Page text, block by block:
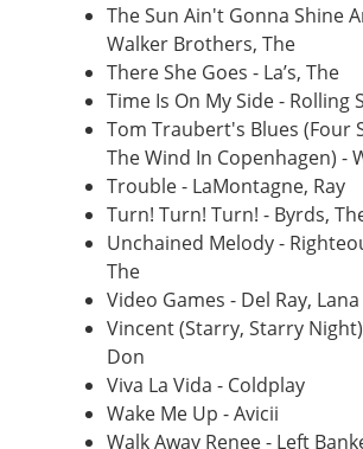
The Sun Ain't Gonna Shine
Walker Brothers, The
There She Goes - La’s, The
Time Is On My Side - Rolling
Tom Traubert's Blues (Four
The Wind In Copenhagen) -
Trouble - LaMontagne, Ray
Turn! Turn! Turn! - Byrds,
Unchained Melody -
The
Video Games - Del Ray, Lana
Vincent (Starry, Starry
Don
Viva La Vida - Coldplay
Wake Me Up - Avicii
Walk Away Renee - Left